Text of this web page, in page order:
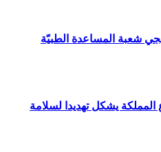
شعبة المساعدة الطبيّة
يشكل تهديدا لسلامة